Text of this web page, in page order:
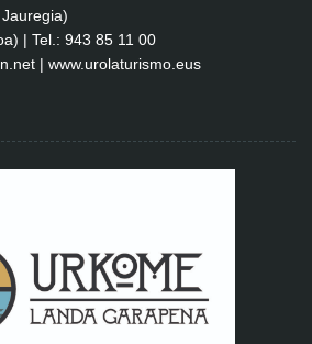
| Tel.: 943 85 11 00
| www.urolaturismo.eus